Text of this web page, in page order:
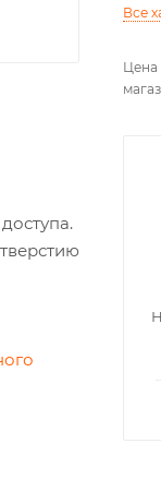
Все
Цена